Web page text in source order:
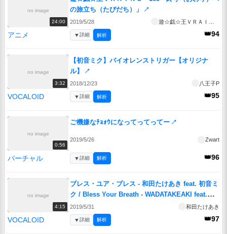
no image
24:00
の旅立ち（たびだち）」
↗
2019/5/28
アニメ 👑94
▼詳細 解析
no image
3:32
【初音ミク】バイオレンストリガー【オリジナ
ル】
↗
2018/12/23 八王子P
VOCALOID 👑95
▼詳細 解析
no image
0:56
ご機嫌なﾁｮｫｳになってってってー ↗
2019/5/26 Zwart
バーチャル 👑96
▼詳細 解析
no image
4:15
ブレス・ユア・ブレス - 和田たけあき feat. 初音ミ
ク / Bless Your Breath - WADATAKEAKI feat.
Hatsune Miku
2019/5/31 和田たけあき
VOCALOID 👑97
▼詳細 解析